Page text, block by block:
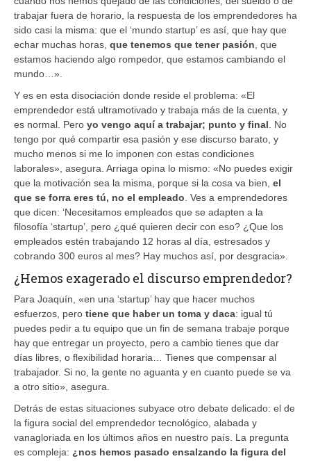
trabajar fuera de horario, la respuesta de los emprendedores ha
sido casi la misma: que el ‘mundo startup’ es así, que hay que
echar muchas horas, que tenemos que tener pasión , que
estamos haciendo algo rompedor, que estamos cambiando el
mundo…».
Y es en esta disociación donde reside el problema: «El
emprendedor está ultramotivado y trabaja más de la cuenta, y
es normal. Pero yo vengo aquí a trabajar; punto y final . No
tengo por qué compartir esa pasión y ese discurso barato, y
mucho menos si me lo imponen con estas condiciones
laborales», asegura. Arriaga opina lo mismo: «No puedes exigir
que la motivación sea la misma, porque si la cosa va bien, el
que se forra eres tú, no el empleado . Ves a emprendedores
que dicen: ‘Necesitamos empleados que se adapten a la
filosofía ‘startup’, pero ¿qué quieren decir con eso? ¿Que los
empleados estén trabajando 12 horas al día, estresados y
cobrando 300 euros al mes? Hay muchos así, por desgracia».
¿Hemos exagerado el discurso emprendedor?
Para Joaquín, «en una ‘startup’ hay que hacer muchos
esfuerzos, pero tiene que haber un toma y daca: igual tú
puedes pedir a tu equipo que un fin de semana trabaje porque
hay que entregar un proyecto, pero a cambio tienes que dar
días libres, o flexibilidad horaria… Tienes que compensar al
trabajador. Si no, la gente no aguanta y en cuanto puede se va
a otro sitio», asegura.
Detrás de estas situaciones subyace otro debate delicado: el de
la figura social del emprendedor tecnológico, alabada y
vanagloriada en los últimos años en nuestro país. La pregunta
es compleja: ¿nos hemos pasado ensalzando la figura del